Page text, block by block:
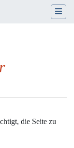
die Seite zu